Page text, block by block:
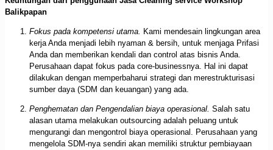
Balikpapan
Fokus pada kompetensi utama. Kami mendesain lingkungan area
kerja Anda menjadi lebih nyaman & bersih, untuk menjaga Prifasi
Anda dan memberikan kendali dan control atas bisnis Anda.
Perusahaan dapat fokus pada core-businessnya. Hal ini dapat
dilakukan dengan memperbaharui strategi dan merestrukturisasi
sumber daya (SDM dan keuangan) yang ada.
Penghematan dan Pengendalian biaya operasional. Salah satu
alasan utama melakukan outsourcing adalah peluang untuk
mengurangi dan mengontrol biaya operasional. Perusahaan yang
mengelola SDM-nya sendiri akan memiliki struktur pembiayaan